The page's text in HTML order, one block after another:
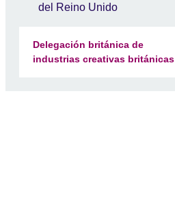
del Reino Unido
Delegación británica de
industrias creativas británicas